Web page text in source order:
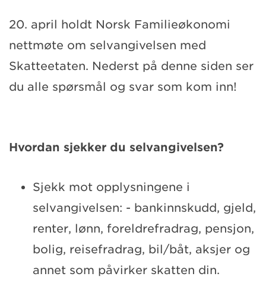
20. april holdt Norsk Familieøkonomi
nettmøte om selvangivelsen med
Skatteetaten. Nederst på denne siden ser
du alle spørsmål og svar som kom inn!
Hvordan sjekker du selvangivelsen?
Sjekk mot opplysningene i
selvangivelsen: - bankinnskudd, gjeld,
renter, lønn, foreldrefradrag, pensjon,
bolig, reisefradrag, bil/båt, aksjer og
annet som påvirker skatten din.